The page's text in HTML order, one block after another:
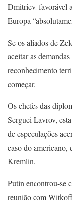
Dmitriev, favorável
Europa
Se os aliados de
aceitar as
reconhecimento
começar.
Os chefes das
Serguei Lavrov,
de especulações
caso do
Kremlin.
Putin encontrou-se
reunião com